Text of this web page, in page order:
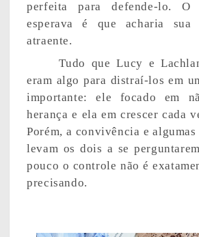
perfeita para defende-lo.
esperava é que acharia sua
atraente.
Tudo que Lucy e
eram algo para distraí-los em
importante: ele focado em
herança e ela em crescer cada
Porém, a convivência e
levam os dois a se
pouco o controle não é
precisando.